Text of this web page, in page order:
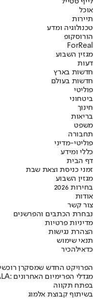
אוכל
תיירות
טכנולוגיה ומדע
הורוסקופ
ForReal
מגזין השבוע
דעות
חדשות בארץ
חדשות בעולם
פוליטי
ביטחוני
חינוך
בריאות
משפט
תחבורה
פוליטי-מדיני
כללי ומידע
דף הבית
זמני כניסת וצאת שבת
מגזין השבוע
בחירות 2026
אודות
צור קשר
נבחרת הכתבים והפרשנים
מדיניות פרטיות
הצהרת נגישות
תנאי שימוש
כדאילהכיר
הפרויקט החדש שמסקרן
בפתח תקווה
בשיתוף קבוצת אלמוג